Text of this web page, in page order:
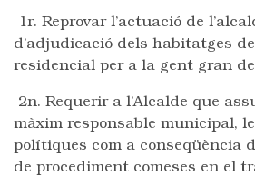
1r. Reprovar l’actuació de
d’adjudicació dels habitatges
residencial per a la gent gran
2n. Requerir a l’Alcalde que
màxim responsable municipal,
polítiques com a conseqüència
de procediment comeses en el